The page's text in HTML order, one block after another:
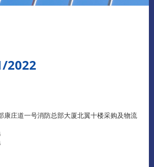
2022
康庄道一号消防总部大厦北翼十楼采购及物流